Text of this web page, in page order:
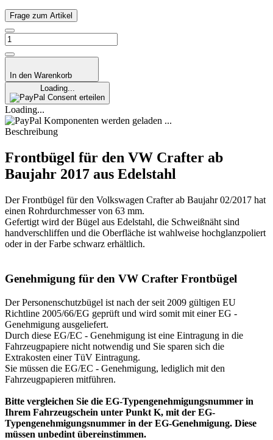
Frage zum Artikel
In den Warenkorb
Loading...
Consent erteilen
Loading...
Komponenten werden geladen ...
Beschreibung
Frontbügel für den VW Crafter ab
Baujahr 2017 aus Edelstahl
Der Frontbügel für den Volkswagen Crafter ab Baujahr 02/2017 hat
einen Rohrdurchmesser von 63 mm.
Gefertigt wird der Bügel aus Edelstahl, die Schweißnäht sind
handverschliffen und die Oberfläche ist wahlweise hochglanzpoliert
oder in der Farbe schwarz erhältlich.
Genehmigung für den VW Crafter Frontbügel
Der Personenschutzbügel ist nach der seit 2009 gültigen EU
Richtline 2005/66/EG geprüft und wird somit mit einer EG -
Genehmigung ausgeliefert.
Durch diese EG/EC - Genehmigung ist eine Eintragung in die
Fahrzeugpapiere nicht notwendig und Sie sparen sich die
Extrakosten einer TüV Eintragung.
Sie müssen die EG/EC - Genehmigung, lediglich mit den
Fahrzeugpapieren mitführen.
Bitte vergleichen Sie die EG-Typengenehmigungsnummer in
Ihrem Fahrzeugschein unter Punkt K, mit der EG-
Typengenehmigungsnummer in der EG-Genehmigung. Diese
müssen unbedint übereinstimmen.